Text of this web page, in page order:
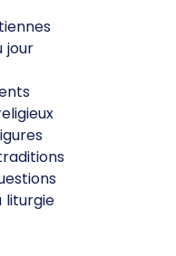
jour
liturgie